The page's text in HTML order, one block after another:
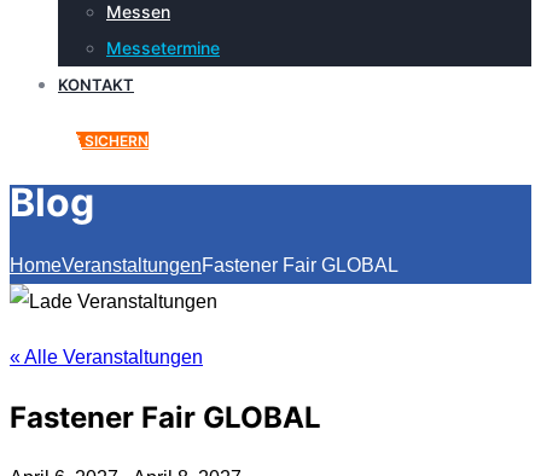
Messen
Messetermine
KONTAKT
ANGEBOT SICHERN
Blog
HomeVeranstaltungenFastener Fair GLOBAL
« Alle Veranstaltungen
Fastener Fair GLOBAL